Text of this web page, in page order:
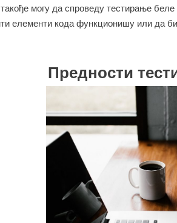
могу да спроведу тестирање
елементи кода функционишу или да
Предности